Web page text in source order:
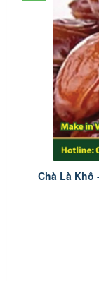
Chà Là Khô